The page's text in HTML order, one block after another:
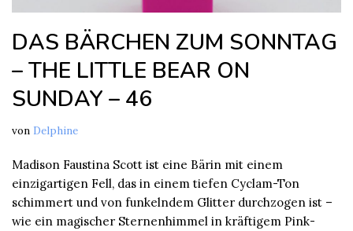
DAS BÄRCHEN ZUM SONNTAG
– THE LITTLE BEAR ON
SUNDAY – 46
von Delphine
Madison Faustina Scott ist eine Bärin mit einem
einzigartigen Fell, das in einem tiefen Cyclam-Ton
schimmert und von funkelndem Glitter durchzogen ist –
wie ein magischer Sternenhimmel in kräftigem Pink-